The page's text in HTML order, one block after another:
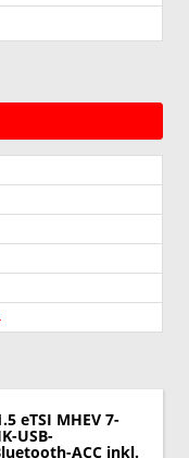
eTSI MHEV 7-
USB-
ACC inkl.